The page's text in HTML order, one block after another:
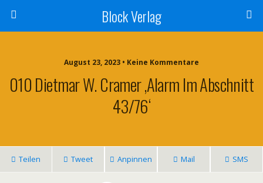
Block Verlag
August 23, 2023 • Keine Kommentare
010 Dietmar W. Cramer ‚Alarm Im Abschnitt
43/76‘
Teilen Tweet Anpinnen Mail SMS